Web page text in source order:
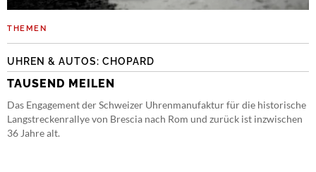
THEMEN
UHREN & AUTOS: CHOPARD
TAUSEND MEILEN
Das Engagement der Schweizer Uhrenmanufaktur für die historische
Langstreckenrallye von Brescia nach Rom und zurück ist inzwischen
36 Jahre alt.